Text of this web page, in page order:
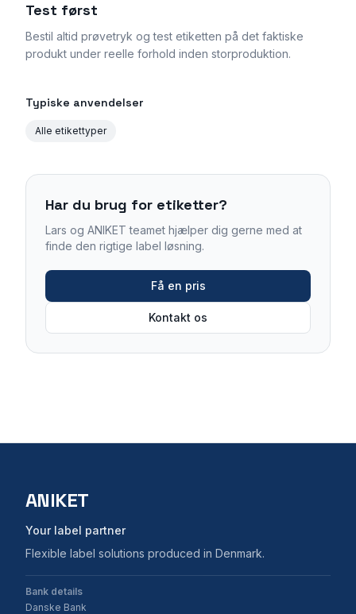
Test først
Bestil altid prøvetryk og test etiketten på det faktiske
produkt under reelle forhold inden storproduktion.
Typiske anvendelser
Alle etikettyper
Har du brug for etiketter?
Lars og ANIKET teamet hjælper dig gerne med at
finde den rigtige label løsning.
Få en pris
Kontakt os
ANIKET
Your label partner
Flexible label solutions produced in Denmark.
Bank details
Danske Bank